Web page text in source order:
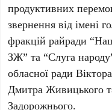
продуктивних
звернення від імені
фракцій райради
ЗЖ” та “Слуга
обласної ради
Дмитра Живицького
Задорожнього.